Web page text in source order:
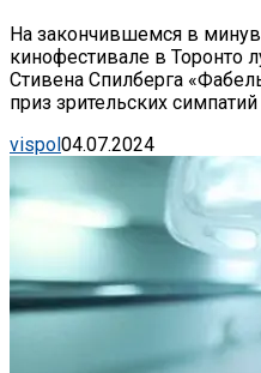
На закончившемся в
кинофестивале в Торонто
Стивена Спилберга
приз зрительских
vispol04.07.2024